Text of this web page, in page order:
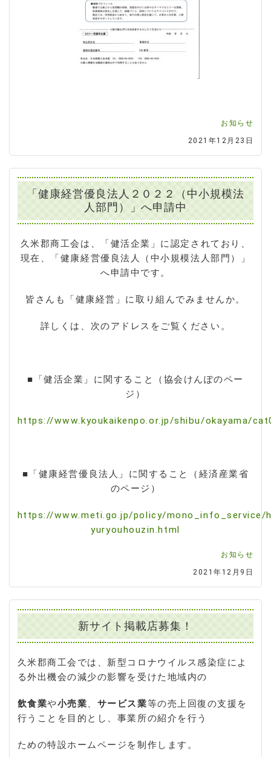
お知らせ
2021年12月23日
「健康経営優良法人２０２２（中小規模法
人部門）」へ申請中
久米郡商工会は、「健活企業」に認定されており、
現在、「健康経営優良法人（中小規模法人部門）」
へ申請中です。
皆さんも「健康経営」に取り組んでみませんか。
詳しくは、次のアドレスをご覧ください。
■「健活企業」に関すること（協会けんぽのペー
ジ）
https://www.kyoukaikenpo.or.jp/shibu/okayama/
■「健康経営優良法人」に関すること（経済産業省
のページ）
https://www.meti.go.jp/policy/mono_info_service/
yuryouhouzin.html
お知らせ
2021年12月9日
新サイト掲載店募集！
久米郡商工会では、新型コロナウイルス感染症によ
る外出機会の減少の影響を受けた地域内の
飲食業や小売業、 サービス業等の売上回復の支援を
行うことを目的とし、事業所の紹介を行う
ための特設ホームページを制作します。